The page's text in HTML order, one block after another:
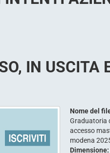
IN USCITA
Nome del
Graduatoria
accesso
modena